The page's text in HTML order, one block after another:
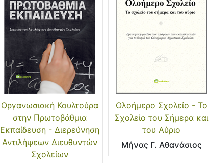
Οργανωσιακή Κουλτούρα
στην Πρωτοβάθμια
Εκπαίδευση - Διερεύνηση
Αντιλήψεων Διευθυντών
Σχολείων
Ολοήμερο Σχολείο - Το
Σχολείο του Σήμερα και
του Αύριο
Μήνας Γ. Αθανάσιος